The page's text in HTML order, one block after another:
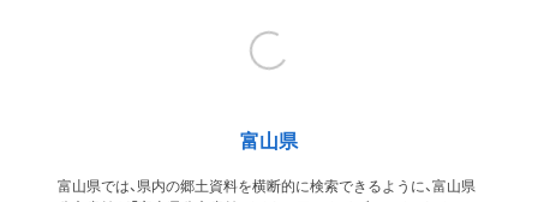
富山県
富山県では、県内の郷土資料を横断的に検索できるように、富山県